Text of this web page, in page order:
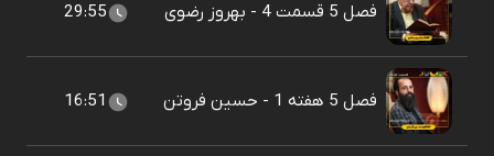
فصل 5 قسمت 4 - بهروز رضوی 29:55
فصل 5 هفته 1 - حسین فروتن 16:51